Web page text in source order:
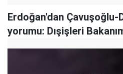
Erdoğan'dan
yorumu: Dışişleri